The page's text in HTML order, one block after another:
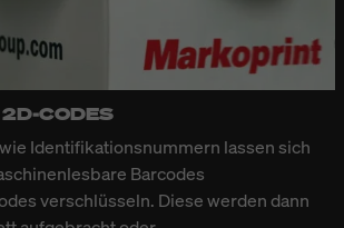
CODES
Identifikationsnummern lassen sich
Barcodes
verschlüsseln. Diese werden dann